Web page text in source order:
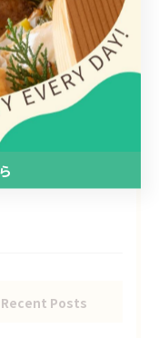
Recent Posts